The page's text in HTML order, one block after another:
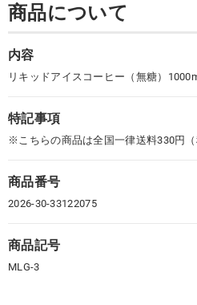
商品について
内容
リキッドアイスコーヒー（無糖）
特記事項
※こちらの商品は全国一律送料330円（
商品番号
2026-30-33122075
商品記号
MLG-3